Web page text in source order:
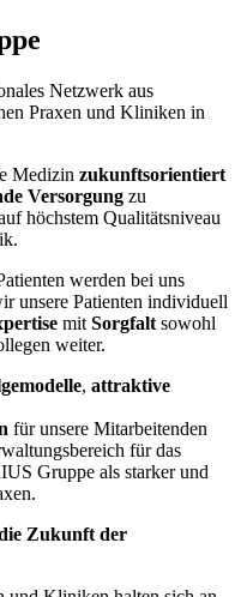
Netzwerk aus
Praxen und Kliniken in
Medizin zukunftsorientiert
Versorgung zu
höchstem Qualitätsniveau
werden bei uns
unsere Patienten individuell
mit Sorgfalt sowohl
weiter.
, attraktive
für unsere Mitarbeitenden
für das
Gruppe als starker und
Zukunft der